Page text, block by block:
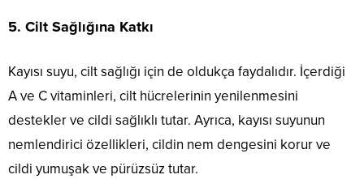
5. Cilt Sağlığına Katkı
Kayısı suyu, cilt sağlığı için de oldukça faydalıdır. İçerdiği
A ve C vitaminleri, cilt hücrelerinin yenilenmesini
destekler ve cildi sağlıklı tutar. Ayrıca, kayısı suyunun
nemlendirici özellikleri, cildin nem dengesini korur ve
cildi yumuşak ve pürüzsüz tutar.